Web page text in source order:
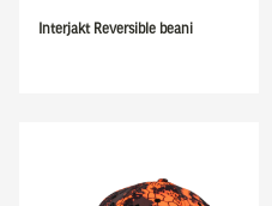
Interjakt Reversible beani